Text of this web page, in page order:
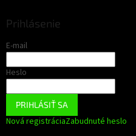
Prihlásenie
E-mail
Heslo
PRIHLÁSIŤ SA
Nová registráciaZabudnuté heslo